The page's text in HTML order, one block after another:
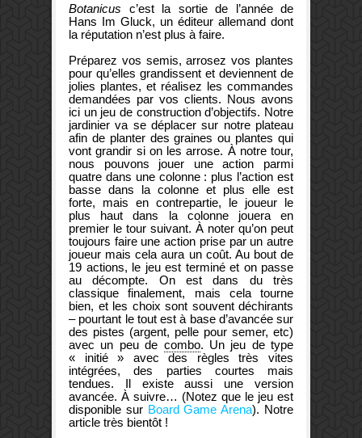
Botanicus c’est la sortie de l’année de
Hans Im Gluck, un éditeur allemand dont
la réputation n’est plus à faire.
Préparez vos semis, arrosez vos plantes
pour qu’elles grandissent et deviennent de
jolies plantes, et réalisez les commandes
demandées par vos clients. Nous avons
ici un jeu de construction d’objectifs. Notre
jardinier va se déplacer sur notre plateau
afin de planter des graines ou plantes qui
vont grandir si on les arrose. À notre tour,
nous pouvons jouer une action parmi
quatre dans une colonne : plus l’action est
basse dans la colonne et plus elle est
forte, mais en contrepartie, le joueur le
plus haut dans la colonne jouera en
premier le tour suivant. À noter qu’on peut
toujours faire une action prise par un autre
joueur mais cela aura un coût. Au bout de
19 actions, le jeu est terminé et on passe
au décompte. On est dans du très
classique finalement, mais cela tourne
bien, et les choix sont souvent déchirants
– pourtant le tout est à base d’avancée sur
des pistes (argent, pelle pour semer, etc)
avec un peu de combo. Un jeu de type
« initié » avec des règles très vites
intégrées, des parties courtes mais
tendues. Il existe aussi une version
avancée. À suivre… (Notez que le jeu est
disponible sur Board Game Arena). Notre
article très bientôt !